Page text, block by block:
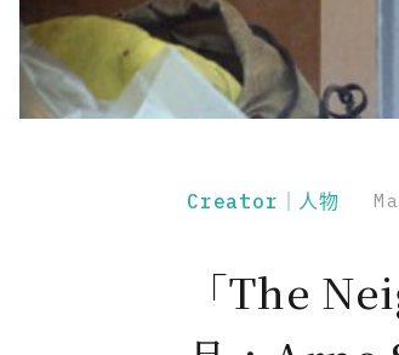
Creator｜人物
「The